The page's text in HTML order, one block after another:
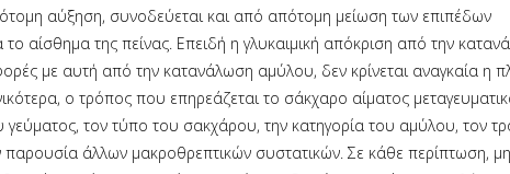
αύξηση, συνοδεύεται και από απότομη μείωση των επιπέδων
αίσθημα της πείνας. Επειδή η γλυκαιμική απόκριση από την
με αυτή από την κατανάλωση αμύλου, δεν κρίνεται αναγκαία η
ο τρόπος που επηρεάζεται το σάκχαρο αίματος
τον τύπο του σακχάρου, την κατηγορία του αμύλου, τον
παρουσία άλλων μακροθρεπτικών συστατικών. Σε κάθε περίπτωση,